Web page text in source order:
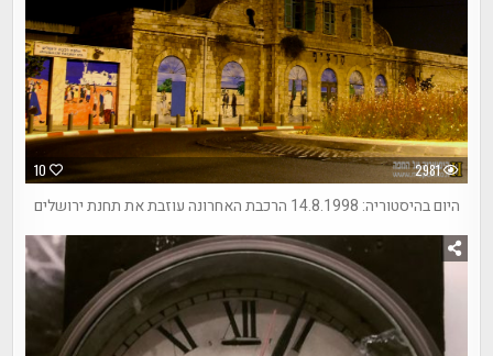
10 2981
היום בהיסטוריה: 14.8.1998 הרכבת האחרונה עוזבת את תחנת ירושלים